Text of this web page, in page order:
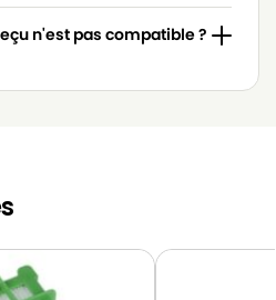
Compact Power Cyclonic
Power Cyclonic
Power Cyclonic
Compact Power Cyclonic
n'est pas compatible ?